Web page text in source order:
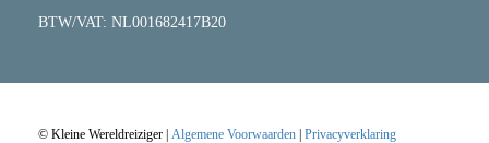
BTW/VAT: NL001682417B20
© Kleine Wereldreiziger | Algemene Voorwaarden Privacyverklaring